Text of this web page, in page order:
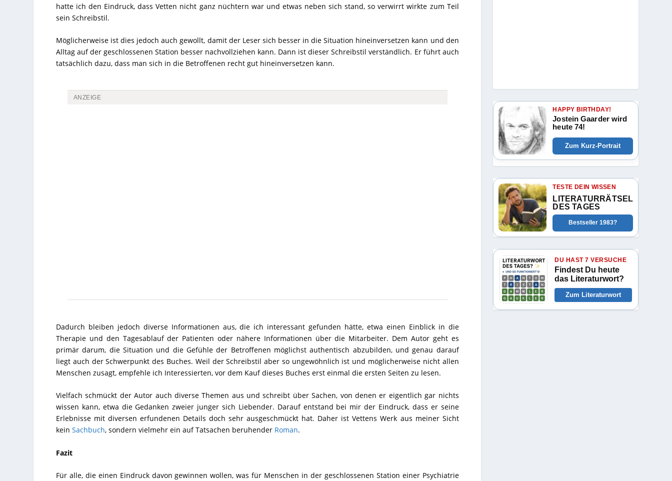
hatte ich den Eindruck, dass Vetten nicht ganz nüchtern war und etwas neben sich stand, so verwirrt wirkte zum Teil
sein Schreibstil.
Möglicherweise ist dies jedoch auch gewollt, damit der Leser sich besser in die Situation hineinversetzen kann und den
Alltag auf der geschlossenen Station besser nachvollziehen kann. Dann ist dieser Schreibstil verständlich. Er führt auch
tatsächlich dazu, dass man sich in die Betroffenen recht gut hineinversetzen kann.
ANZEIGE
Dadurch bleiben jedoch diverse Informationen aus, die ich interessant gefunden hätte, etwa einen Einblick in die
Therapie und den Tagesablauf der Patienten oder nähere Informationen über die Mitarbeiter. Dem Autor geht es
primär darum, die Situation und die Gefühle der Betroffenen möglichst authentisch abzubilden, und genau darauf
liegt auch der Schwerpunkt des Buches. Weil der Schreibstil aber so ungewöhnlich ist und möglicherweise nicht allen
Menschen zusagt, empfehle ich Interessierten, vor dem Kauf dieses Buches erst einmal die ersten Seiten zu lesen.
Vielfach schmückt der Autor auch diverse Themen aus und schreibt über Sachen, von denen er eigentlich gar nichts
wissen kann, etwa die Gedanken zweier junger sich Liebender. Darauf entstand bei mir der Eindruck, dass er seine
Erlebnisse mit diversen erfundenen Details doch sehr ausgeschmückt hat. Daher ist Vettens Werk aus meiner Sicht
kein Sachbuch, sondern vielmehr ein auf Tatsachen beruhender Roman.
Fazit
Für alle, die einen Eindruck davon gewinnen wollen, was für Menschen in der geschlossenen Station einer Psychiatrie
HAPPY BIRTHDAY!
Jostein Gaarder wird
heute 74!
Zum Kurz-Portrait
TESTE DEIN WISSEN
LITERATURRÄTSEL
DES TAGES
Bestseller 1983?
DU HAST 7 VERSUCHE
Findest Du heute
das Literaturwort?
Zum Literaturwort